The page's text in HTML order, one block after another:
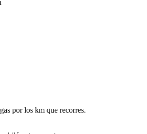
por los km que recorres.